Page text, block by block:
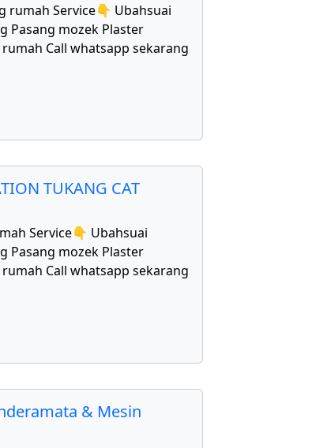
rumah Service👇 Ubahsuai
Pasang mozek Plaster
Call whatsapp sekarang
TUKANG CAT
Service👇 Ubahsuai
Pasang mozek Plaster
Call whatsapp sekarang
& Mesin